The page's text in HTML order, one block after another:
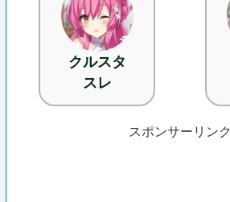
クルスタ
スレ
スポンサーリンク